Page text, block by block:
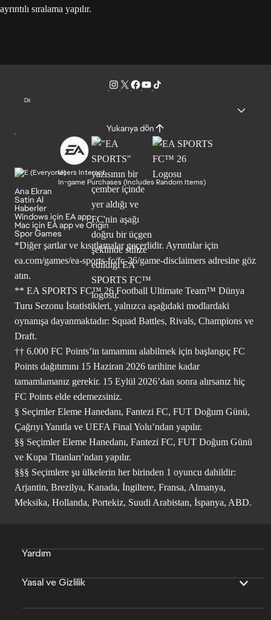
ayrıntılı sıralama yapılır.
Dil
Yukarıya dön
Users Interact
In-game Purchases (Includes Random Items)
Ana Ekran
Satin Al
Haberler
Windows için EA app
Mac için EA app ve Origin
Spor Games
*Diğer şartlar ve kısıtlamalar geçerlidir. Ayrıntılar için
ea.com/games/ea-sports-fc/fc-26/game-disclaimers adresine göz
atın.
** EA SPORTS FC™ 26 Football Ultimate Team™ Dünya
Turu Sezonu İstatistikleri, yalnızca aşağıdaki modlardaki
oynanışa dayanmaktadır: Squad Battles, Rivals, Champions ve
Draft.
†† 6.000 FC Points’in tamamını alabilmek için başlangıç FC
Points dağıtımını 15 Haziran 2026 tarihine kadar
tamamlamanız gerekir. 15 Eylül 2026’dan sonra alırsanız hiç
FC Points elde edemezsiniz.
§ Seçimler Eleme Hanedanı, Fantezi FC, FUT Doğum Günü,
Çağrıyı Yanıtla ve UEFA Final Yolu’ndan yapılır.
§§ Seçimler Eleme Hanedanı, Fantezi FC, FUT Doğum Günü
ve Kupa Titanları’ndan yapılır.
§§§ Seçimlere şu ülkelerin her birinden 1 oyuncu dahildir:
Arjantin, Brezilya, Kanada, İngiltere, Fransa, Almanya,
Meksika, Hollanda, Portekiz, Suudi Arabistan, İspanya, ABD.
Yardım
Yasal ve Gizlilik